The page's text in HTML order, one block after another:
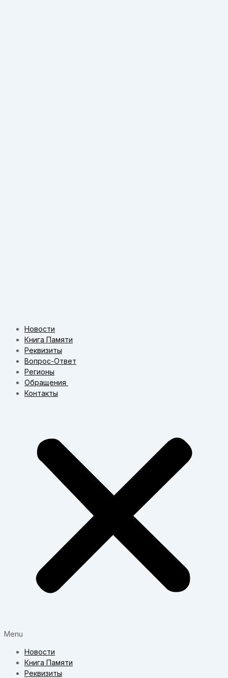
Новости
Книга Памяти
Реквизиты
Вопрос-Ответ
Регионы
Обращения
Контакты
Menu
Новости
Книга Памяти
Реквизиты